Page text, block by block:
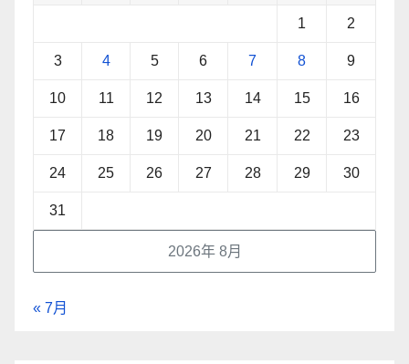
2026年 8月
1 2
3 4 5 6 7 8 9
10 11 12 13 14 15 16
17 18 19 20 21 22 23
24 25 26 27 28 29 30
31
« 7月